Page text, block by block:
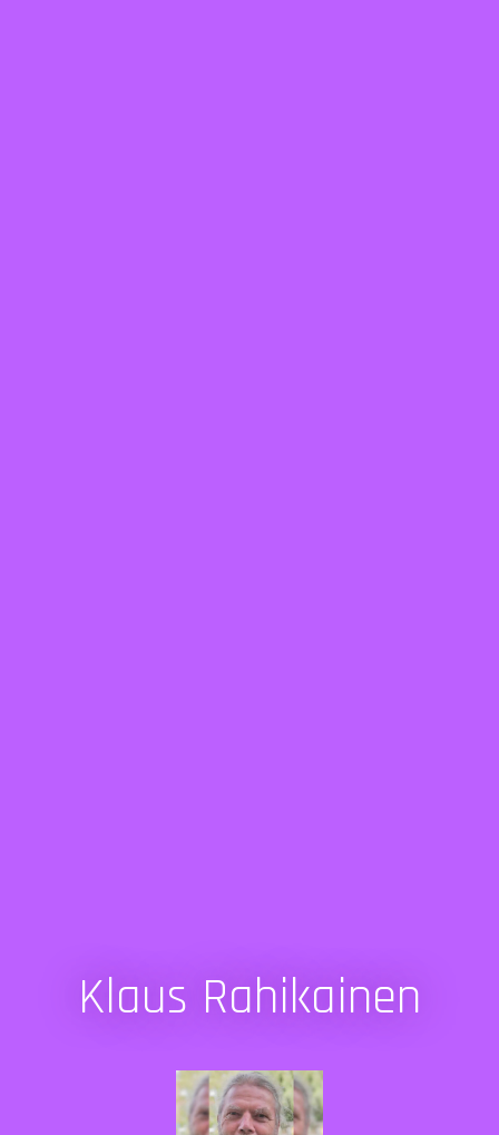
Klaus Rahikainen